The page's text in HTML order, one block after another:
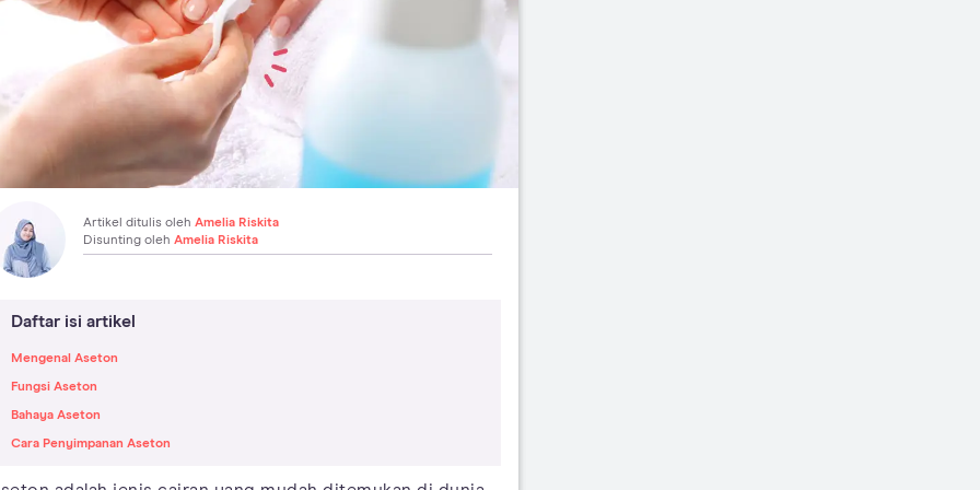
Artikel ditulis oleh Amelia Riskita
Disunting oleh Amelia Riskita
Daftar isi artikel
Mengenal Aseton
Fungsi Aseton
Bahaya Aseton
Cara Penyimpanan Aseton